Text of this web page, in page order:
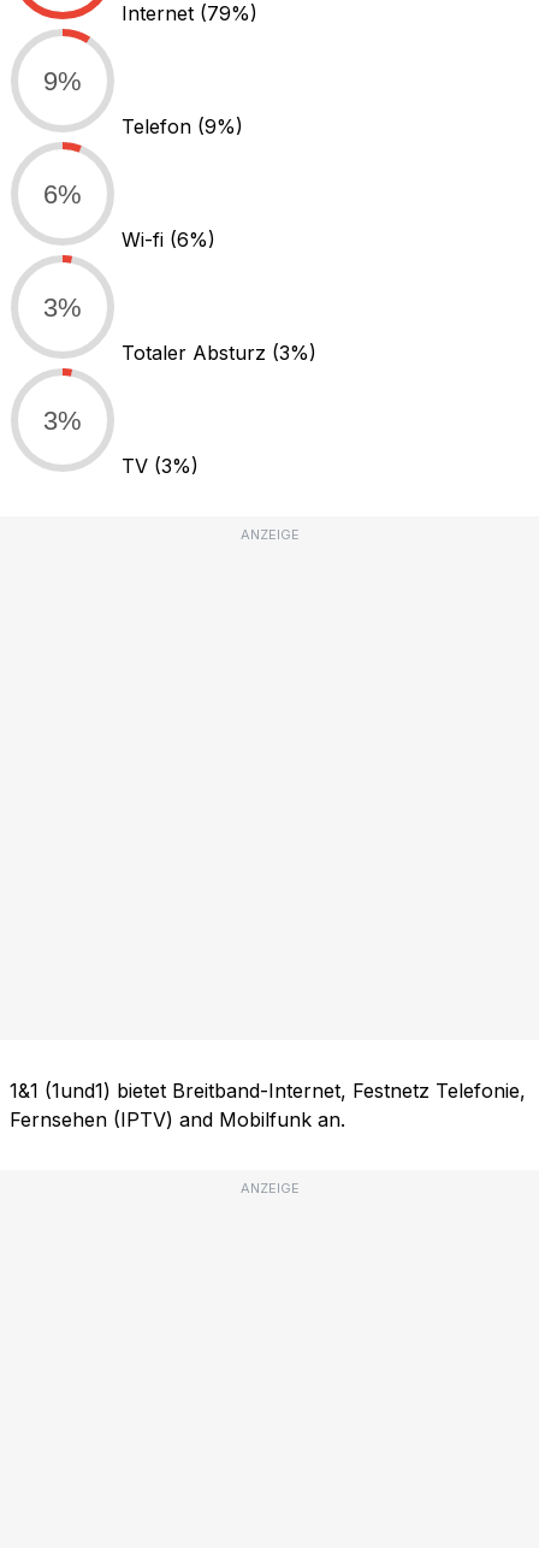
Internet (79%)
9%
Telefon (9%)
6%
Wi-fi (6%)
3%
Totaler Absturz (3%)
3%
TV (3%)
ANZEIGE
1&1 (1und1) bietet Breitband-Internet, Festnetz Telefonie,
Fernsehen (IPTV) and Mobilfunk an.
ANZEIGE